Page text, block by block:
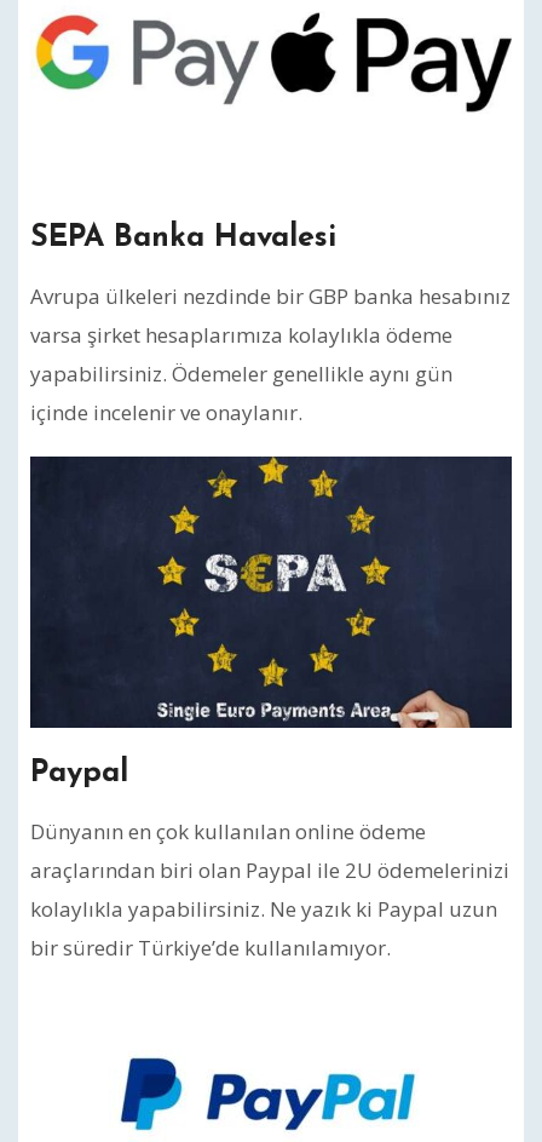
SEPA Banka Havalesi
Avrupa ülkeleri nezdinde bir GBP banka hesabınız
varsa şirket hesaplarımıza kolaylıkla ödeme
yapabilirsiniz. Ödemeler genellikle aynı gün
içinde incelenir ve onaylanır.
Paypal
Dünyanın en çok kullanılan online ödeme
araçlarından biri olan Paypal ile 2U ödemelerinizi
kolaylıkla yapabilirsiniz. Ne yazık ki Paypal uzun
bir süredir Türkiye’de kullanılamıyor.